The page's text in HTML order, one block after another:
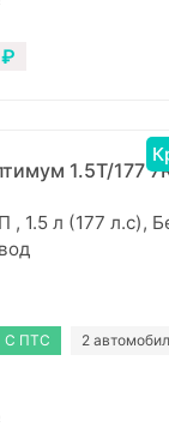
1.5T/177
, 1.5 л (177 л.с),
С ПТС 2